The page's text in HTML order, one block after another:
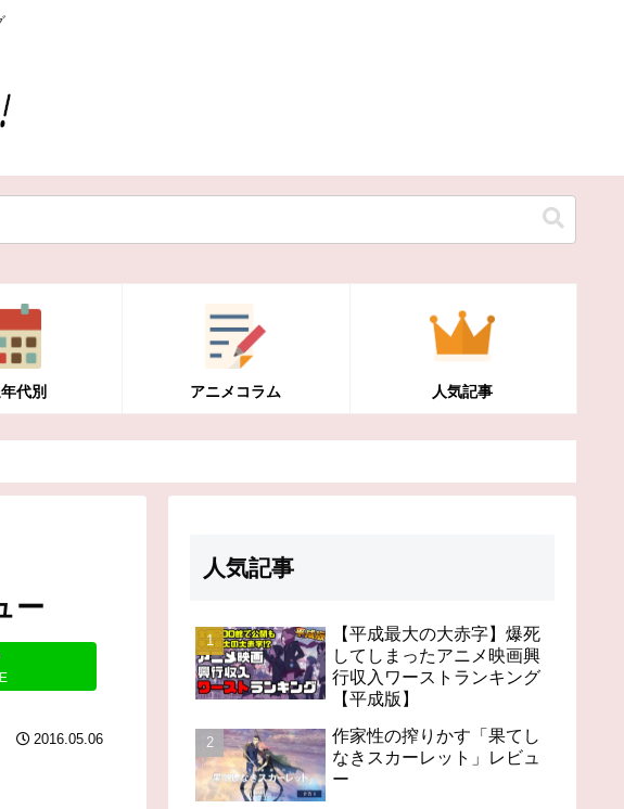
代別 アニメコラム 人気記事
ー
2016.05.06
人気記事
【平成最大の大赤字】爆死
してしまったアニメ映画興
行収入ワーストランキング
【平成版】
作家性の搾りかす「果てし
なきスカーレット」レビュ
ー